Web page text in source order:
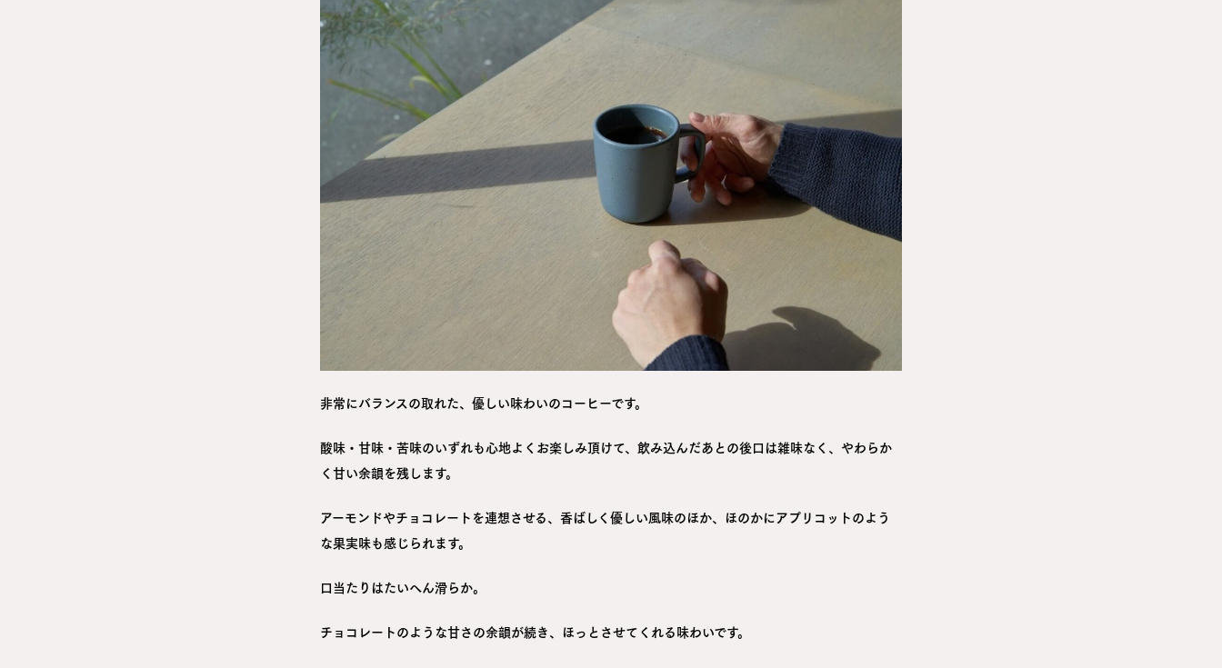
非常にバランスの取れた、優しい味わいのコーヒーです。
酸味・甘味・苦味のいずれも心地よくお楽しみ頂けて、飲み込んだあとの後口は雑味なく、やわらか
く甘い余韻を残します。
アーモンドやチョコレートを連想させる、香ばしく優しい風味のほか、ほのかにアプリコットのよう
な果実味も感じられます。
口当たりはたいへん滑らか。
チョコレートのような甘さの余韻が続き、ほっとさせてくれる味わいです。